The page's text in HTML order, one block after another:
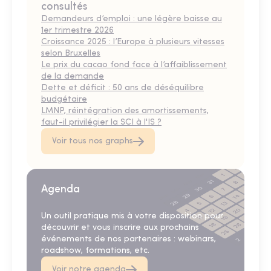
consultés
Demandeurs d’emploi : une légère baisse au
1er trimestre 2026
Croissance 2025 : l’Europe à plusieurs vitesses
selon Bruxelles
Le prix du cacao fond face à l’affaiblissement
de la demande
Dette et déficit : 50 ans de déséquilibre
budgétaire
LMNP, réintégration des amortissements,
faut-il privilégier la SCI à l'IS ?
Voir tous nos graphs
Agenda
Un outil pratique mis à votre disposition pour
découvrir et vous inscrire aux prochains
événements de nos partenaires : webinars,
roadshow, formations, etc.